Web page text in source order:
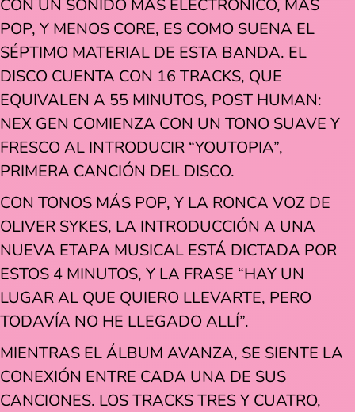
CON UN SONIDO MÁS ELECTRÓNICO, MÁS
POP, Y MENOS CORE, ES COMO SUENA EL
SÉPTIMO MATERIAL DE ESTA BANDA. EL
DISCO CUENTA CON 16 TRACKS, QUE
EQUIVALEN A 55 MINUTOS, POST HUMAN:
NEX GEN COMIENZA CON UN TONO SUAVE Y
FRESCO AL INTRODUCIR “YOUTOPIA”,
PRIMERA CANCIÓN DEL DISCO.
CON TONOS MÁS POP, Y LA RONCA VOZ DE
OLIVER SYKES, LA INTRODUCCIÓN A UNA
NUEVA ETAPA MUSICAL ESTÁ DICTADA POR
ESTOS 4 MINUTOS, Y LA FRASE “HAY UN
LUGAR AL QUE QUIERO LLEVARTE, PERO
TODAVÍA NO HE LLEGADO ALLÍ”.
MIENTRAS EL ÁLBUM AVANZA, SE SIENTE LA
CONEXIÓN ENTRE CADA UNA DE SUS
CANCIONES. LOS TRACKS TRES Y CUATRO,